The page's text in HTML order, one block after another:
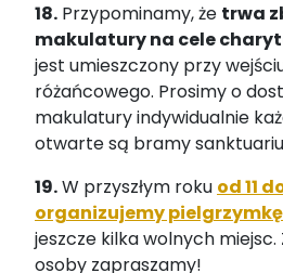
18. Przypominamy, że trwa
makulatury na cele
jest umieszczony przy
różańcowego. Prosimy o
makulatury indywidualnie
otwarte są bramy
19.W przyszłym roku od 11
organizujemy
jeszcze kilka wolnych
osoby zapraszamy!